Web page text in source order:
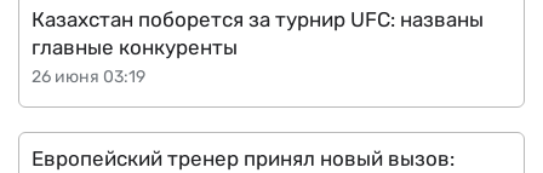
26 июня 03:19
Казахстан поборется за турнир UFC: названы
главные конкуренты
Европейский тренер принял новый вызов: